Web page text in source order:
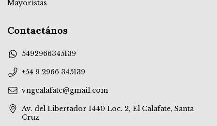
Mayoristas
Contactános
5492966345139
+54 9 2966 345139
vngcalafate@gmail.com
Av. del Libertador 1440 Loc. 2, El Calafate, Santa
Cruz